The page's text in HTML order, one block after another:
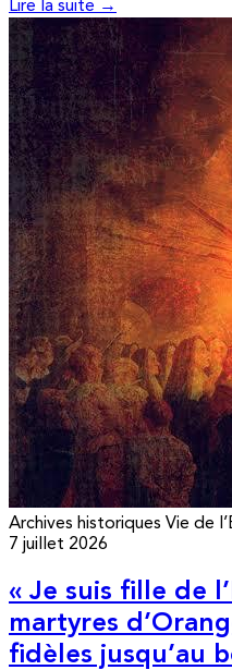
Lire la suite →
Archives historiques Vie de
7 juillet 2026
« Je suis fille de
martyres
fidèles jusqu’au